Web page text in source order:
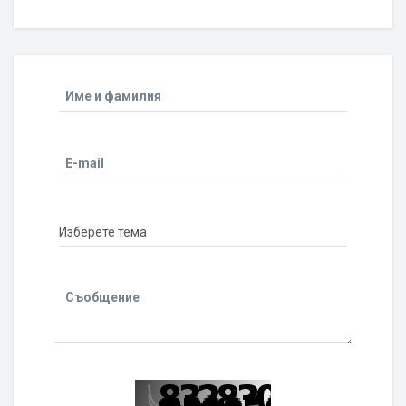
Име и фамилия
E-mail
Съобщение